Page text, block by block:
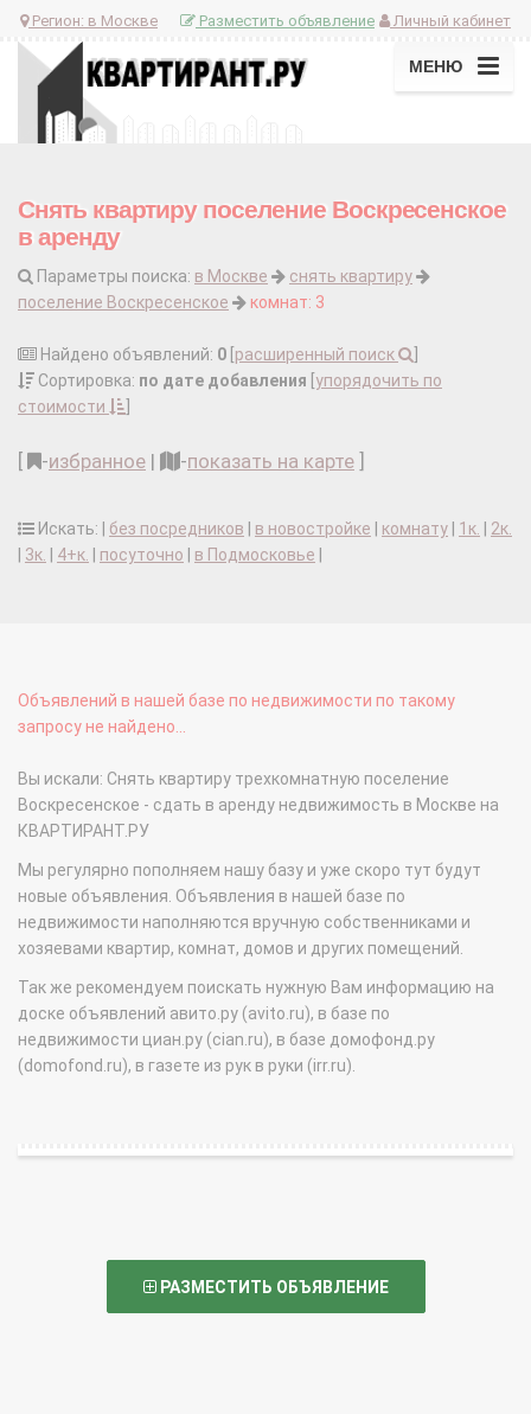
Регион: в Москве Личный кабинет
Разместить объявление
МЕНЮ
Снять квартиру поселение Воскресенское
в аренду
Параметры поиска: в Москве
снять квартиру
поселение Воскресенское
комнат: 3
Найдено объявлений: 0 расширенный поиск
Сортировка: по дате добавления упорядочить по
стоимости
-избранное | -показать на карте
Искать: | без посредников в новостройке комнату 1к.
2к.
3к. 4+к. посуточно в Подмосковье
Объявлений в нашей базе по недвижимости по такому
запросу не найдено...
Вы искали: Снять квартиру трехкомнатную поселение
Воскресенское - сдать в аренду недвижимость в Москве на
КВАРТИРАНТ.РУ
Мы регулярно пополняем нашу базу и уже скоро тут будут
новые объявления. Объявления в нашей базе по
недвижимости наполняются вручную собственниками и
хозяевами квартир, комнат, домов и других помещений.
Так же рекомендуем поискать нужную Вам информацию на
доске объявлений авито.ру (avito.ru), в базе по
недвижимости циан.ру (cian.ru), в базе домофонд.ру
(domofond.ru), в газете из рук в руки (irr.ru).
РАЗМЕСТИТЬ ОБЪЯВЛЕНИЕ